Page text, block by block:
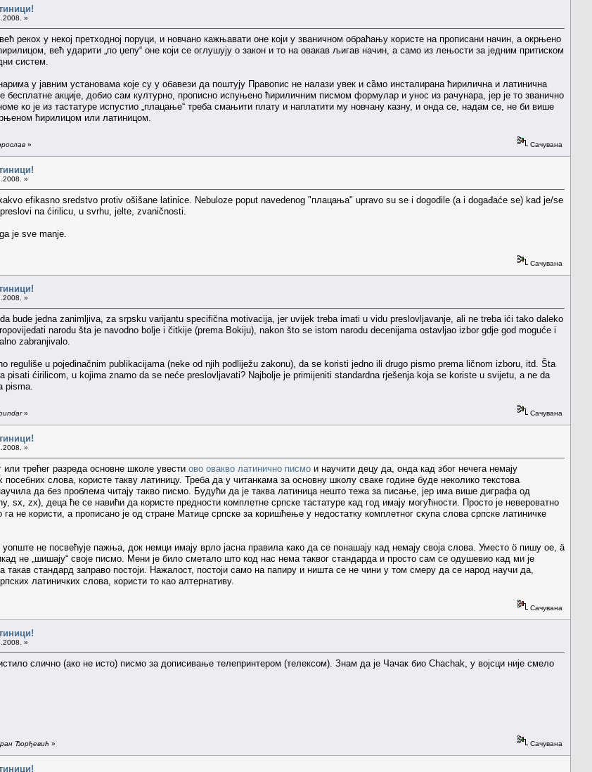
»
рекох у некој претходној поруци, и новчано кажњавати оне који у званичном обраћању користе на прописани начин, а окрњено
већ ударити „по џепу“ оне који се оглушују о закон и то на овакав љигав начин, а само из лењости за једним притиском
систем.
у јавним установама које су у обавези да поштују Правопис не налази увек и сȁмо инсталирана ћирилична и латинична
бесплатне акције, добио сам културно, прописно испуњено ћириличним писмом формулар и унос из рачунара, јер је то званично
ко је из тастатуре испустио „плацање“ треба смањити плату и наплатити му новчану казну, и онда се, надам се, не би више
ћирилицом или латиницом.
» Сачувана
»
efikasno sredstvo protiv ošišane latinice. Nebuloze poput navedenog "плацања" upravo su se i dogodile (a i događaće se) kad je/se
na ćirilicu, u svrhu, jelte, zvaničnosti.
je sve manje.
Сачувана
»
bude jedna zanimljiva, za srpsku varijantu specifična motivacija, jer uvijek treba imati u vidu preslovljavanje, ali ne treba ići tako daleko
narodu šta je navodno bolje i čitkije (prema Bokiju), nakon što se istom narodu decenijama ostavljao izbor gdje god moguće i
zabranjivalo.
reguliše u pojedinačnim publikacijama (neke od njih podliježu zakonu), da se koristi jedno ili drugo pismo prema ličnom izboru, itd. Šta
pisati ćirilicom, u kojima znamo da se neće preslovljavati? Najbolje je primijeniti standardna rješenja koja se koriste u svijetu, a ne da
pisma.
» Сачувана
»
трећег разреда основне школе увести ово овакво латинично писмо и научити децу да, онда кад због нечега немају
слова, користе такву латиницу. Треба да у читанкама за основну школу сваке године буде неколико текстова
да без проблема читају такво писмо. Будући да је таква латиница нешто тежа за писање, јер има више диграфа од
zx), деца ће се навићи да користе предности комплетне српске тастатуре кад год имају могућности. Просто је невероватно
не користи, а прописано је од стране Матице српске за коришћење у недостатку комплетног скупа слова српске латиничке
не посвећује пажња, док немци имају врло јасна правила како да се понашају кад немају своја слова. Уместо ö пишу oe, ä
не „шишају“ своје писмо. Мени је било сметало што код нас нема таквог стандарда и просто сам се одушевио кад ми је
такав стандард заправо постоји. Нажалост, постоји само на папиру и ништа се не чини у том смеру да се народ научи да,
латиничких слова, користи то као алтернативу.
Сачувана
»
слично (ако не исто) писмо за дописивање телепринтером (телeксом). Знам да је Чачак био Chachak, у војсци није смело
Ђорђевић » Сачувана